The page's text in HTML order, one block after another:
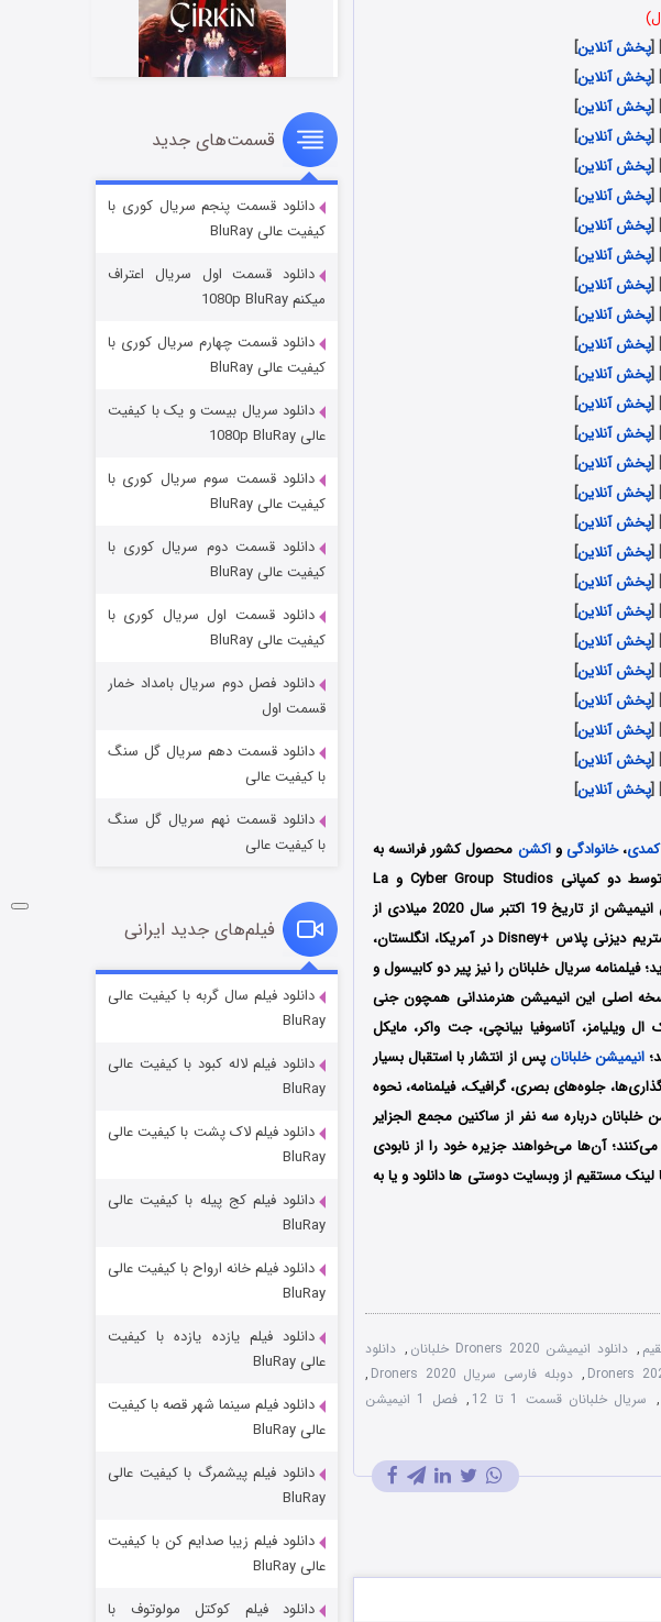
] [پخش آنلاین]
] [پخش آنلاین]
] [پخش آنلاین]
] [پخش آنلاین]
] [پخش آنلاین]
] [پخش آنلاین]
] [پخش آنلاین]
] [پخش آنلاین]
] [پخش آنلاین]
] [پخش آنلاین]
] [پخش آنلاین]
] [پخش آنلاین]
] [پخش آنلاین]
] [پخش آنلاین]
] [پخش آنلاین]
] [پخش آنلاین]
] [پخش آنلاین]
] [پخش آنلاین]
] [پخش آنلاین]
] [پخش آنلاین]
] [پخش آنلاین]
] [پخش آنلاین]
] [پخش آنلاین]
] [پخش آنلاین]
] [پخش آنلاین]
] [پخش آنلاین]
کمدی،خانوادگیواکشن محصول کشور فرانسه به
کارگردانی سیلوین دوس سانتوس (Sylvain Dos Santos) می‌باشد که توسط دو کمپانی Cyber Group Studios و La
Chouette Compagnie تولید و منتشر شده است؛ همچنین فصل اول این انیمیشن از تاریخ 19 اکتبر سال 2020 میلادی از
شبکه‌ TF1 در کشور فرانسه شروع به پخش کرد سپس توسط سرویس استریم دیزنی پلاس +Disney در آمریکا، انگلستان،
فیلمنامه سریال خلبانان را نیز پیر دو کابیسول و
اصلی این انیمیشن هنرمندانی همچون جنی
ویلیامز، آناسوفیا بیانچی، جت واکر، مایکل
انیمیشن خلبانانپس از انتشار با استقبال بسیار
جلوه‌های بصری، گرافیک، فیلمنامه، نحوه
درباره سه نفر از ساکنین مجمع الجزایر
آن‌ها می‌خواهند جزیره خود را از نابودی
مستقیم از وبسایت دوستی ها دانلود و یا به
, دانلود انیمیشن Droners 2020 خلبانان , دانلود
, دوبله فارسی سریال Droners 2020
,
, سریال خلبانان قسمت 1 تا 12 ,
فصل 1 انیمیشن
سریال زشت
قسمت۲ (زیرنویس) منتشر شد
مردگان متحرک: شهر مرده ۳
شکست استوارت در نجات جهان
قسمت ۷ (زیرنویس) منتشر شد
شوگر فصل ۲
قسمت
خاندان اژدها فصل ۳
جادوگری در مغولستان
قسمت‌های جدید
دانلود قسمت پنجم سریال کوری با
کیفیت عالی BluRay
دانلود قسمت اول سریال اعتراف
میکنم 1080p BluRay
دانلود قسمت چهارم سریال کوری با
کیفیت عالی BluRay
دانلود سریال بیست و یک با کیفیت
عالی 1080p BluRay
دانلود قسمت سوم سریال کوری با
کیفیت عالی BluRay
دانلود قسمت دوم سریال کوری با
کیفیت عالی BluRay
دانلود قسمت اول سریال کوری با
کیفیت عالی BluRay
دانلود فصل دوم سریال بامداد خمار
قسمت اول
دانلود قسمت دهم سریال گل سنگ
با کیفیت عالی
دانلود قسمت نهم سریال گل سنگ
با کیفیت عالی
فیلم‌های جدید ایرانی
دانلود فیلم سال گربه با کیفیت عالی
BluRay
دانلود فیلم لاله کبود با کیفیت عالی
BluRay
دانلود فیلم لاک پشت با کیفیت عالی
BluRay
دانلود فیلم کج‌ پیله با کیفیت عالی
BluRay
دانلود فیلم خانه ارواح با کیفیت عالی
BluRay
دانلود فیلم یازده یازده با کیفیت
عالی BluRay
دانلود فیلم سینما شهر قصه با کیفیت
عالی BluRay
دانلود فیلم پیشمرگ با کیفیت عالی
BluRay
دانلود فیلم زیبا صدایم کن با کیفیت
عالی BluRay
دانلود فیلم کوکتل مولوتوف با